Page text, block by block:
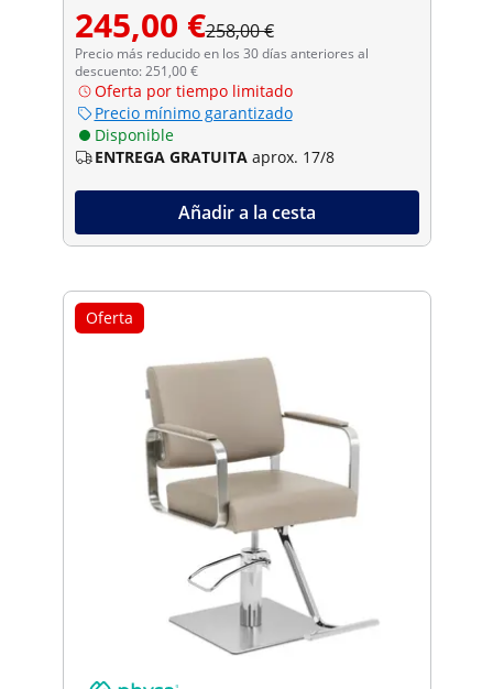
245,00 €258,00 €
Precio más reducido en los 30 días anteriores al
descuento: 251,00 €
Oferta por tiempo limitado
Precio mínimo garantizado
Disponible
ENTREGA GRATUITA aprox. 17/8
Añadir a la cesta
Oferta